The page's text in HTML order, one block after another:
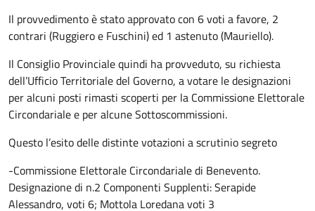
Il provvedimento è stato approvato con 6 voti a favore, 2
contrari (Ruggiero e Fuschini) ed 1 astenuto (Mauriello).
Il Consiglio Provinciale quindi ha provveduto, su richiesta
dell’Ufficio Territoriale del Governo, a votare le designazioni
per alcuni posti rimasti scoperti per la Commissione Elettorale
Circondariale e per alcune Sottoscommissioni.
Questo l’esito delle distinte votazioni a scrutinio segreto
-Commissione Elettorale Circondariale di Benevento.
Designazione di n.2 Componenti Supplenti: Serapide
Alessandro, voti 6; Mottola Loredana voti 3